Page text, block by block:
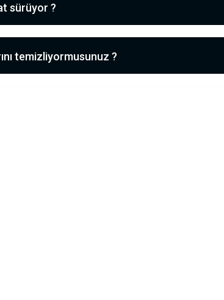
sürüyor ?
temizliyormusunuz ?